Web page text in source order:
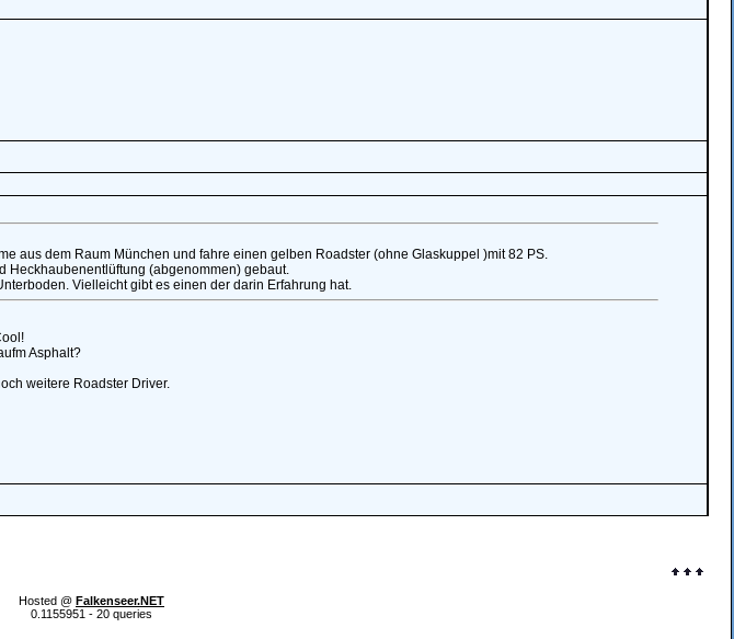
aus dem Raum München und fahre einen gelben Roadster (ohne Glaskuppel )mit 82 PS.
Heckhaubenentlüftung (abgenommen) gebaut.
Vielleicht gibt es einen der darin Erfahrung hat.
Asphalt?
weitere Roadster Driver.
Hosted @ Falkenseer.NET
0.1155951 - 20 queries